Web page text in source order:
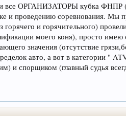
все ОРГАНИЗАТОРЫ кубка
и проведению соревнования. Мы
горячего и горячительного)
моего коня), просто
значения (отсутствие
авто, а вот в категории "
и спорщиком (главный судья